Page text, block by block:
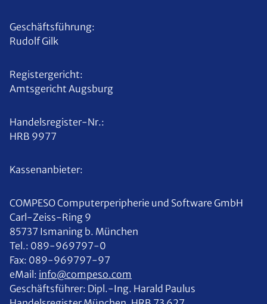
Geschäftsführung:
Rudolf Gilk
Registergericht:
Amtsgericht Augsburg
Handelsregister-Nr.:
HRB 9977
Kassenanbieter:
COMPESO Computerperipherie und Software GmbH
Carl-Zeiss-Ring 9
85737 Ismaning b. München
Tel.: 089-969797-0
Fax: 089-969797-97
eMail: info@compeso.com
Geschäftsführer: Dipl.-Ing. Harald Paulus